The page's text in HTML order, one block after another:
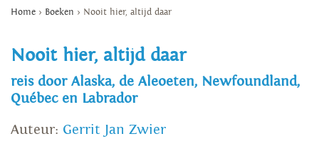
Home > Boeken > Nooit hier, altijd daar
Nooit hier, altijd daar
reis door Alaska, de Aleoeten, Newfoundland,
Québec en Labrador
Auteur: Gerrit Jan Zwier